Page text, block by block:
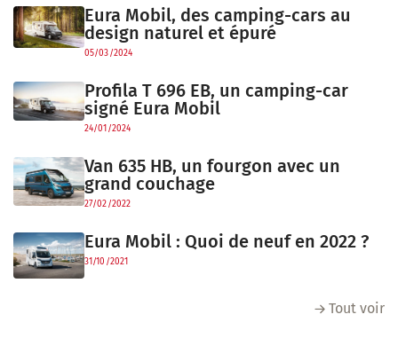
Eura Mobil, des camping-cars au
design naturel et épuré
05/03/2024
Profila T 696 EB, un camping-car
signé Eura Mobil
24/01/2024
Van 635 HB, un fourgon avec un
grand couchage
27/02/2022
Eura Mobil : Quoi de neuf en 2022 ?
31/10/2021
Tout voir